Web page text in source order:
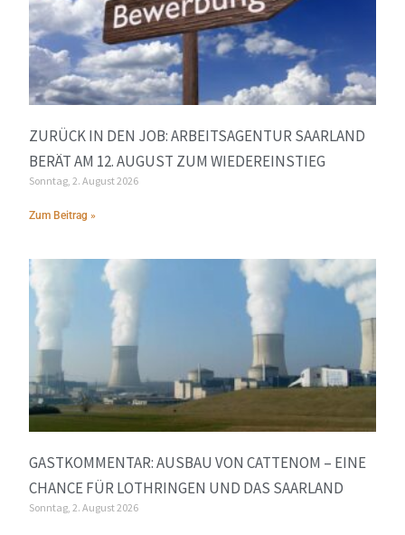
ZURÜCK IN DEN JOB: ARBEITSAGENTUR SAARLAND
BERÄT AM 12. AUGUST ZUM WIEDEREINSTIEG
Sonntag, 2. August 2026
Zum Beitrag »
GASTKOMMENTAR: AUSBAU VON CATTENOM – EINE
CHANCE FÜR LOTHRINGEN UND DAS SAARLAND
Sonntag, 2. August 2026